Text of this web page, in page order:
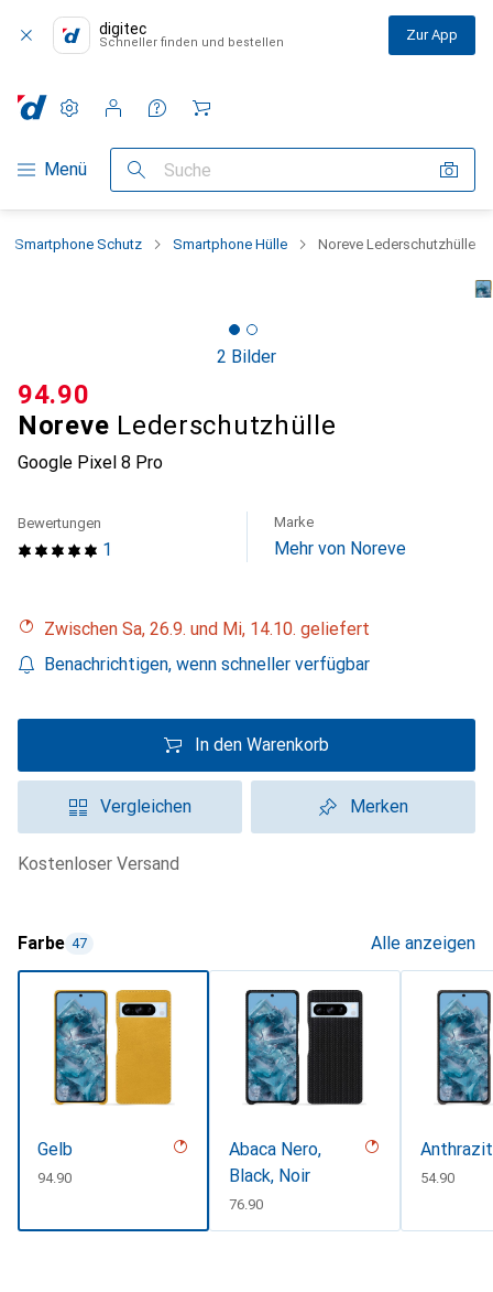
digitec
Schneller finden und bestellen Zur App
Navigation nach Kategorien
Menü Suche
Einstellungen
Kundenkonto
Vergleichslisten
Merklisten
Warenkorb
Smartphone Schutz Smartphone Hülle Noreve Lederschutzhülle
2 Bilder
Noreve Lederschutzhülle
Google Pixel 8 Pro
CHF
94.90
1
Bewertungen Marke
Mehr von Noreve
Zwischen Sa, 26.9. und Mi, 14.10. geliefert
Benachrichtigen, wenn schneller verfügbar
In den Warenkorb
Vergleichen Merken
kostenloser Versand
Farbe 47 Alle anzeigen
Gelb
CHF
94.90
Abaca Nero,
Black, Noir
CHF
76.90
Anthrazit
CHF
54.90